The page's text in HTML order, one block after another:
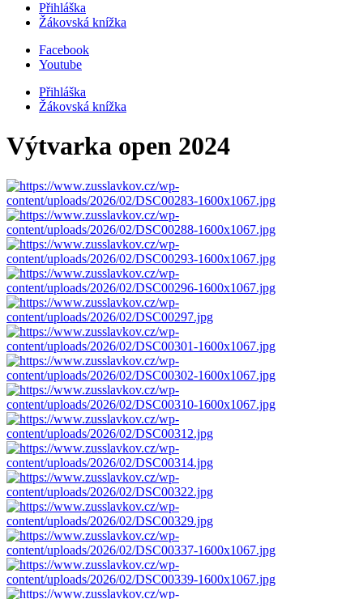
Přihláška
Žákovská knížka
Facebook
Youtube
Přihláška
Žákovská knížka
Výtvarka open 2024